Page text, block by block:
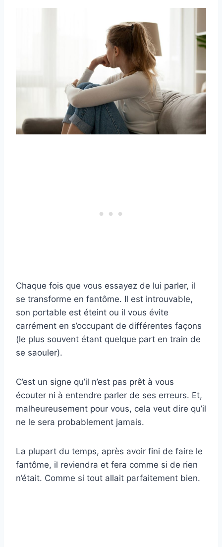
Chaque fois que vous essayez de lui parler, il
se transforme en fantôme. Il est introuvable,
son portable est éteint ou il vous évite
carrément en s’occupant de différentes façons
(le plus souvent étant quelque part en train de
se saouler).
C’est un signe qu’il n’est pas prêt à vous
écouter ni à entendre parler de ses erreurs. Et,
malheureusement pour vous, cela veut dire qu’il
ne le sera probablement jamais.
La plupart du temps, après avoir fini de faire le
fantôme, il reviendra et fera comme si de rien
n’était. Comme si tout allait parfaitement bien.